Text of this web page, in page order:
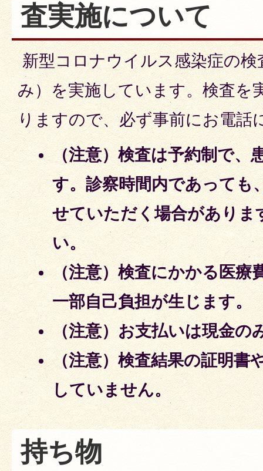
査実施について
新型コロナウイルス感染症の検
み）を実施しています。検査を
りますので、必ず事前にお電話
（注意）検査は予約制で、
す。診察時間内であっても
せていただく場合がありま
い。
（注意）検査にかかる医
一部自己負担が生じます。
（注意）お支払いは現金の
（注意）検査結果の証明書
していません。
持ち物